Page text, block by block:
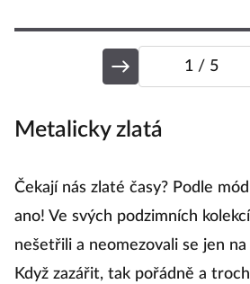
1 / 5
Metalicky zlatá
Čekají nás zlaté časy? Podle
ano! Ve svých podzimních
nešetřili a neomezovali se jen
Když zazářit, tak pořádně a